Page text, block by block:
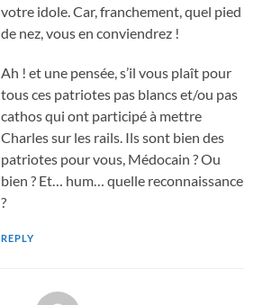
votre idole. Car, franchement, quel pied
de nez, vous en conviendrez !
Ah ! et une pensée, s’il vous plaît pour
tous ces patriotes pas blancs et/ou pas
cathos qui ont participé à mettre
Charles sur les rails. Ils sont bien des
patriotes pour vous, Médocain ? Ou
bien ? Et… hum… quelle reconnaissance
?
REPLY